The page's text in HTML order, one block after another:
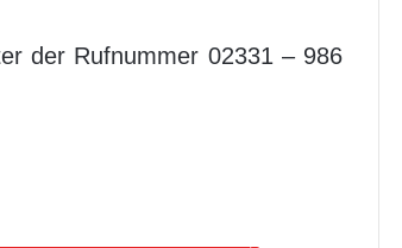
der Rufnummer 02331 – 986